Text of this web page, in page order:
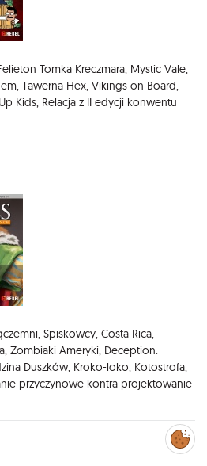
Tomka Kreczmara, Mystic Vale,
Tawerna Hex, Vikings on Board,
Kids, Relacja z II edycji konwentu
Spiskowcy, Costa Rica,
Zombiaki Ameryki, Deception:
Duszków, Kroko-loko, Kotostrofa,
przyczynowe kontra projektowanie
Zarządzaj
preferencjami
cookies